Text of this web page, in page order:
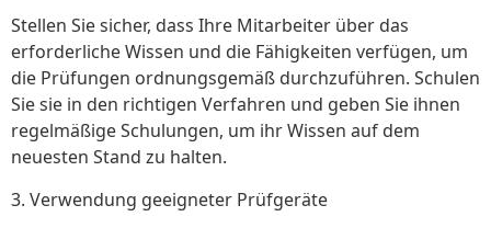
Stellen Sie sicher, dass Ihre Mitarbeiter über das
erforderliche Wissen und die Fähigkeiten verfügen, um
die Prüfungen ordnungsgemäß durchzuführen. Schulen
Sie sie in den richtigen Verfahren und geben Sie ihnen
regelmäßige Schulungen, um ihr Wissen auf dem
neuesten Stand zu halten.
3. Verwendung geeigneter Prüfgeräte